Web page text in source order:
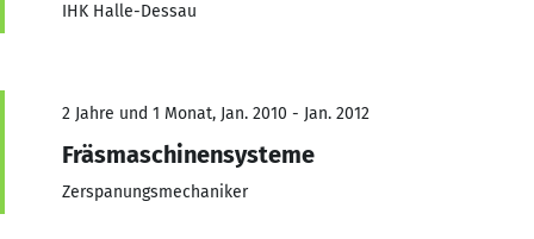
IHK Halle-Dessau
2 Jahre und 1 Monat, Jan. 2010 - Jan. 2012
Fräsmaschinensysteme
Zerspanungsmechaniker